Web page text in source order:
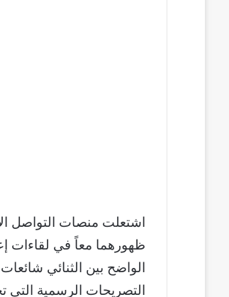
اشتعلت منصات التواصل
ظهورهما معاً في لقاءات
الواضح بين الثنائي
التصريحات الرسمية